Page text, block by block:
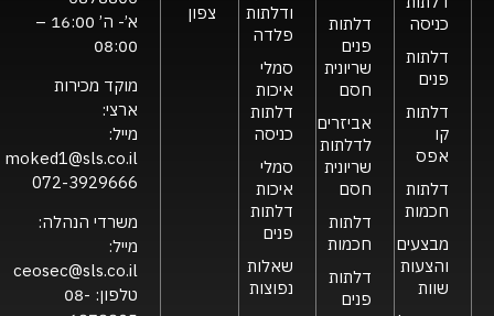
כניסה
דלתות
פנים
דלתות
קו
אפס
דלתות
חכמות
מבצעים
והצעות
שוות
דלתות
פנים
שריונית
חסם
אביזרים
לדלתות
שריונית
חסם
דלתות
חכמות
דלתות
פנים
ודלתות
פלדה
סמלי
איכות
דלתות
כניסה
סמלי
איכות
דלתות
פנים
שאלות
נפוצות
צפון
א’- ה’ 16:00 –
08:00
מוקד מכירות
ארצי:
מייל:
moked1@sls.co.il
072-3929666
משרדי הנהלה:
מייל:
ceosec@sls.co.il
טלפון: 08-